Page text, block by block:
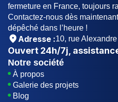
fermeture en France, toujours
Contactez-nous dès
dépêché dans l’heure !
Adresse :10, rue
Ouvert 24h/7j ,
Notre société
À propos
Galerie des projets
Blog